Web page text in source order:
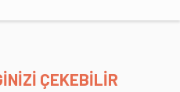
ÇEKEBİLİR